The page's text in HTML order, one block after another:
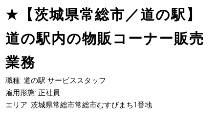
★ 【茨城県常総市／道の駅】
道の駅内の物販コーナー販売
業務
職種: 道の駅 サービススタッフ
雇用形態: 正社員
エリア: 茨城県常総市常総市むすびまち1番地